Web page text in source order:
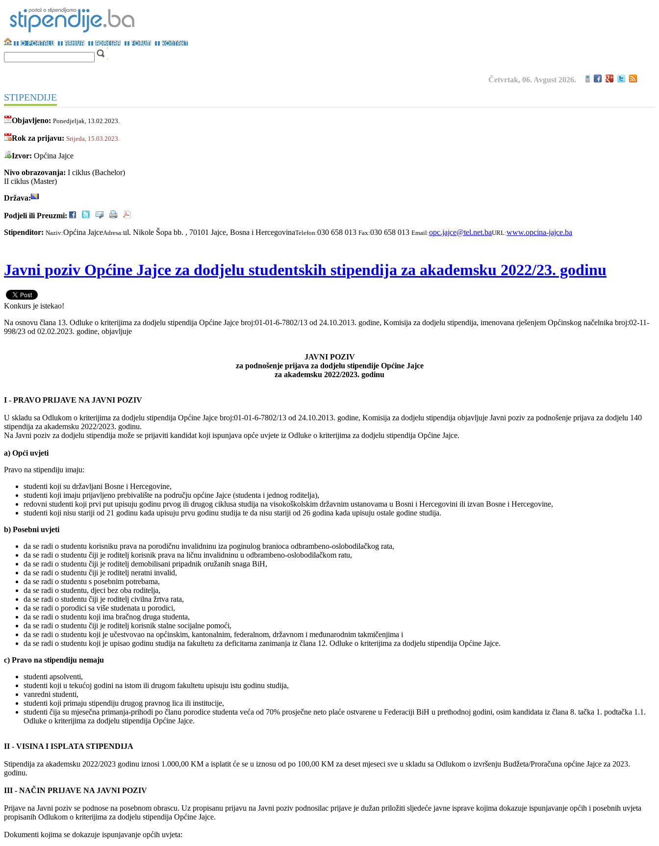
Četvrtak, 06. Avgust 2026.
STIPENDIJE
Objavljeno: Ponedjeljak, 13.02.2023.
Rok za prijavu: Srijeda, 15.03.2023.
Izvor: Općina Jajce
Nivo obrazovanja: I ciklus (Bachelor)
II ciklus (Master)
Država:
Podjeli ili Preuzmi:
Stipenditor: Naziv:Općina JajceAdresa:ul. Nikole Šopa bb. , 70101 Jajce, Bosna i HercegovinaTelefon:030 658 013 Fax:030 658 013 Email:opc.jajce@tel.net.baURL:www.opcina-jajce.ba
Javni poziv Općine Jajce za dodjelu studentskih stipendija za akademsku 2022/23. godinu
Konkurs je istekao!
Na osnovu člana 13. Odluke o kriterijima za dodjelu stipendija Općine Jajce broj:01-01-6-7802/13 od 24.10.2013. godine, Komisija za dodjelu stipendija, imenovana rješenjem Općinskog načelnika broj:02-11-
998/23 od 02.02.2023. godine, objavljuje
JAVNI POZIV
za podnošenje prijava za dodjelu stipendije Općine Jajce
za akademsku 2022/2023. godinu
I - PRAVO PRIJAVE NA JAVNI POZIV
U skladu sa Odlukom o kriterijima za dodjelu stipendija Općine Jajce broj:01-01-6-7802/13 od 24.10.2013. godine, Komisija za dodjelu stipendija objavljuje Javni poziv za podnošenje prijava za dodjelu 140
stipendija za akademsku 2022/2023. godinu.
Na Javni poziv za dodjelu stipendija može se prijaviti kandidat koji ispunjava opće uvjete iz Odluke o kriterijima za dodjelu stipendija Općine Jajce.
a) Opći uvjeti
Pravo na stipendiju imaju:
studenti koji su državljani Bosne i Hercegovine,
studenti koji imaju prijavljeno prebivalište na području općine Jajce (studenta i jednog roditelja),
redovni studenti koji prvi put upisuju godinu prvog ili drugog ciklusa studija na visokoškolskim državnim ustanovama u Bosni i Hercegovini ili izvan Bosne i Hercegovine,
studenti koji nisu stariji od 21 godinu kada upisuju prvu godinu studija te da nisu stariji od 26 godina kada upisuju ostale godine studija.
b) Posebni uvjeti
da se radi o studentu korisniku prava na porodičnu invalidninu iza poginulog branioca odbrambeno-oslobodilačkog rata,
da se radi o studentu čiji je roditelj korisnik prava na ličnu invalidninu u odbrambeno-oslobodilačkom ratu,
da se radi o studentu čiji je roditelj demobilisani pripadnik oružanih snaga BiH,
da se radi o studentu čiji je roditelj neratni invalid,
da se radi o studentu s posebnim potrebama,
da se radi o studentu, djeci bez oba roditelja,
da se radi o studentu čiji je roditelj civilna žrtva rata,
da se radi o porodici sa više studenata u porodici,
da se radi o studentu koji ima bračnog druga studenta,
da se radi o studentu čiji je roditelj korisnik stalne socijalne pomoći,
da se radi o studentu koji je učestvovao na općinskim, kantonalnim, federalnom, državnom i međunarodnim takmičenjima i
da se radi o studentu koji je upisao godinu studija na fakultetu za deficitarna zanimanja iz člana 12. Odluke o kriterijima za dodjelu stipendija Općine Jajce.
c) Pravo na stipendiju nemaju
studenti apsolventi,
studenti koji u tekućoj godini na istom ili drugom fakultetu upisuju istu godinu studija,
vanredni studenti,
studenti koji primaju stipendiju drugog pravnog lica ili institucije,
studenti čija su mjesečna primanja-prihodi po članu porodice studenta veća od 70% prosječne neto plaće ostvarene u Federaciji BiH u prethodnoj godini, osim kandidata iz člana 8. tačka 1. podtačka 1.1.
Odluke o kriterijima za dodjelu stipendija Općine Jajce.
II - VISINA I ISPLATA STIPENDIJA
Stipendija za akademsku 2022/2023 godinu iznosi 1.000,00 KM a isplatit će se u iznosu od po 100,00 KM za deset mjeseci sve u skladu sa Odlukom o izvršenju Budžeta/Proračuna općine Jajce za 2023.
godinu.
III - NAČIN PRIJAVE NA JAVNI POZIV
Prijave na Javni poziv se podnose na posebnom obrascu. Uz propisanu prijavu na Javni poziv podnosilac prijave je dužan priložiti sljedeće javne isprave kojima dokazuje ispunjavanje općih i posebnih uvjeta
propisanih Odlukom o kriterijima za dodjelu stipendija Općine Jajce.
Dokumenti kojima se dokazuje ispunjavanje općih uvjeta: